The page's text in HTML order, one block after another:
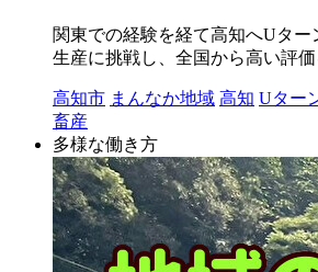
関東での経験を経て高知へUター
生産に挑戦し、全国から高い評
高知市 まんなか地域 高知 Uター
畜産
多様な働き方